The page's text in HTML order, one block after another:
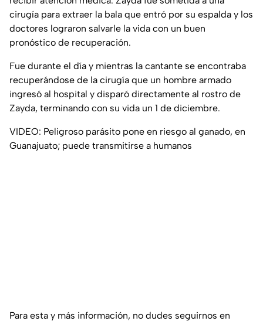
cirugía para extraer la bala que entró por su espalda y los
doctores lograron salvarle la vida con un buen
pronóstico de recuperación.
Fue durante el día y mientras la cantante se encontraba
recuperándose de la cirugía que un hombre armado
ingresó al hospital y disparó directamente al rostro de
Zayda, terminando con su vida un 1 de diciembre.
VIDEO: Peligroso parásito pone en riesgo al ganado, en
Guanajuato; puede transmitirse a humanos
Para esta y más información, no dudes seguirnos en